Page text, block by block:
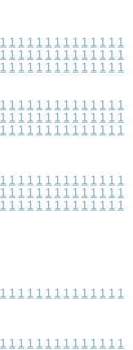
1 1 1 1 1 1 1 1 1 1 1 1 1 1
1 1 1 1 1 1 1 1 1 1 1 1 1 1
1 1 1 1 1 1 1 1 1 1 1 1 1 1
1 1 1 1 1 1 1 1 1 1 1 1 1 1
1 1 1 1 1 1 1 1 1 1 1 1 1 1
1 1 1 1 1 1 1 1 1 1 1 1 1 1
1 1 1 1 1 1 1 1 1 1 1 1 1 1
1 1 1 1 1 1 1 1 1 1 1 1 1 1
1 1 1 1 1 1 1 1 1 1 1 1 1 1
1 1 1 1 1 1 1 1 1 1 1 1 1 1
1 1 1 1 1 1 1 1 1 1 1 1 1 1